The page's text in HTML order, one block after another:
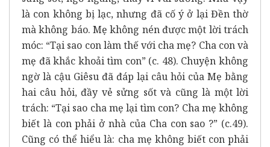
là con không bị lạc, nhưng đã cố ý ở lại Đền thờ
mà không báo. Mẹ không nén được một lời trách
móc: “Tại sao con làm thế với cha mẹ? Cha con và
mẹ đã khắc khoải tìm con” (c. 48). Chuyện không
ngờ là cậu Giêsu đã đáp lại câu hỏi của Mẹ bằng
hai câu hỏi, đầy vẻ sửng sốt và cũng là một lời
trách: “Tại sao cha mẹ lại tìm con? Cha mẹ không
biết là con phải ở nhà của Cha con sao ?” (c.49).
Cũng có thể hiểu là: cha mẹ không biết con phải